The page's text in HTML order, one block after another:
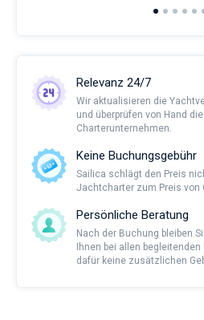
Relevanz 24/7
Wir aktualisieren die
und überprüfen von Hand
Charterunternehmen.
Keine Buchungsgebühr
Sailica schlägt den Preis
Jachtcharter zum Preis von
Persönliche Beratung
Nach der Buchung bleiben
Ihnen bei allen
dafür keine zusätzlichen